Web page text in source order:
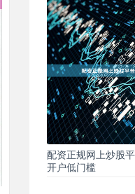
配资正规网上炒股
开户低门槛